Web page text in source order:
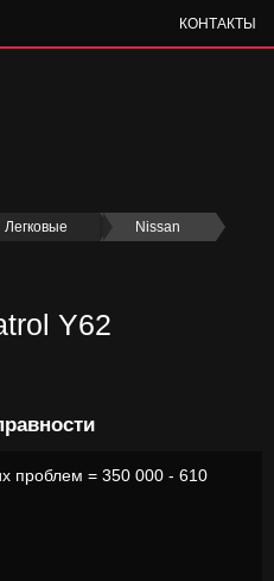
КОНТАКТЫ
Легковые › Nissan
›
Y62
проблем = 350 000 - 610